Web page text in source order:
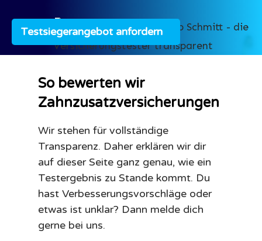
Testsiegerangebot anfordern
So bewerten wir
Zahnzusatzversicherungen
Wir stehen für vollständige
Transparenz. Daher erklären wir dir
auf dieser Seite ganz genau, wie ein
Testergebnis zu Stande kommt. Du
hast Verbesserungsvorschläge oder
etwas ist unklar? Dann melde dich
gerne bei uns.